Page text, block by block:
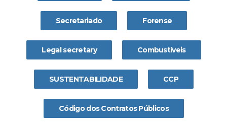
Secretariado Forense
Legal secretary Combustíveis
SUSTENTABILIDADE CCP
Código dos Contratos Públicos